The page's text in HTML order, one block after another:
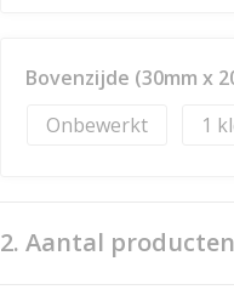
Bovenzijde (30mm x
Onbewerkt
1
2. Aantal producten